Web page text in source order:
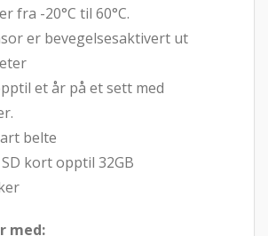
fra -20°C til 60°C.
er bevegelsesaktivert ut
et år på et sett med
belte
kort opptil 32GB
med: